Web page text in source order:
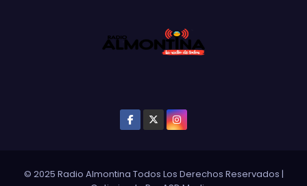
© 2025 Radio Almontina Todos Los Derechos Reservados |